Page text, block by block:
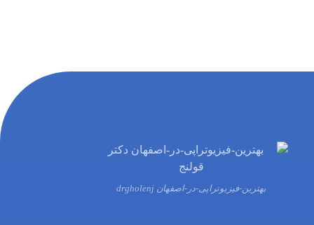
بهترین-فیزیوتراپی-در-اصفهان drgholenj